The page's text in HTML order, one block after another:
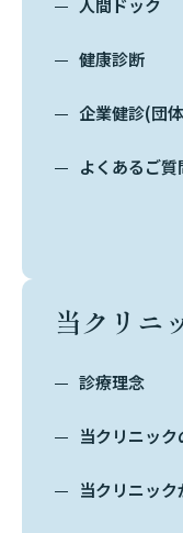
人間ドック
健康診断
企業健診(団
よくあるご質
当クリニ
診療理念
当クリニック
当クリニッ